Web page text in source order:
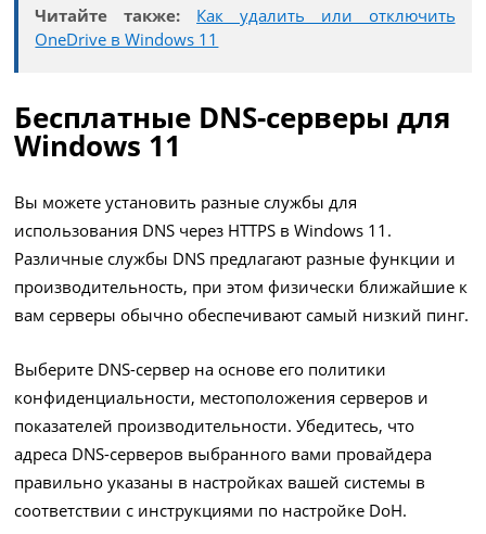
Читайте также:
Как удалить или отключить
OneDrive в Windows 11
Бесплатные DNS-серверы для
Windows 11
Вы можете установить разные службы для
использования DNS через HTTPS в Windows 11.
Различные службы DNS предлагают разные функции и
производительность, при этом физически ближайшие к
вам серверы обычно обеспечивают самый низкий пинг.
Выберите DNS-сервер на основе его политики
конфиденциальности, местоположения серверов и
показателей производительности. Убедитесь, что
адреса DNS-серверов выбранного вами провайдера
правильно указаны в настройках вашей системы в
соответствии с инструкциями по настройке DoH.